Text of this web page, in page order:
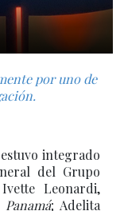
por uno de
integrado
del Grupo
Leonardi,
; Adelita